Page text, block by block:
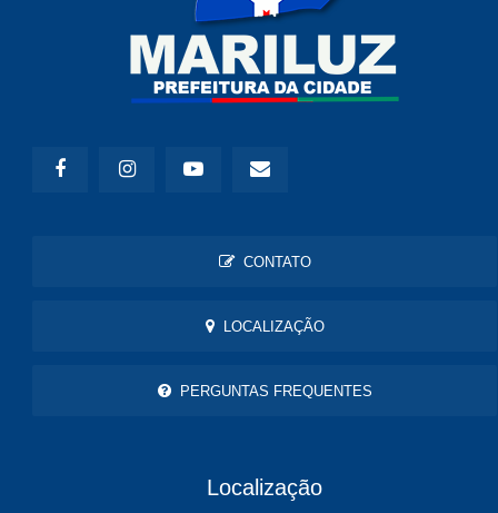
CONTATO
LOCALIZAÇÃO
PERGUNTAS FREQUENTES
Localização